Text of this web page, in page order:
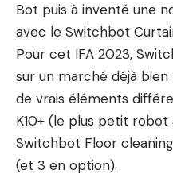
Bot puis à inventé une
avec le Switchbot
Pour cet IFA 2023,
sur un marché déjà
de vrais éléments
K10+ (le plus petit robot
Switchbot Floor
(et 3 en option).